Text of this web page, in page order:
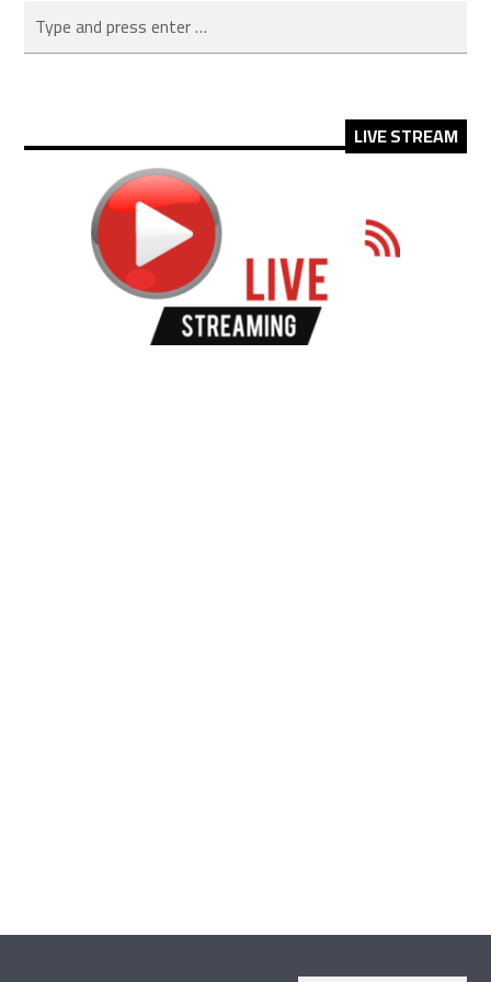
LIVE STREAM